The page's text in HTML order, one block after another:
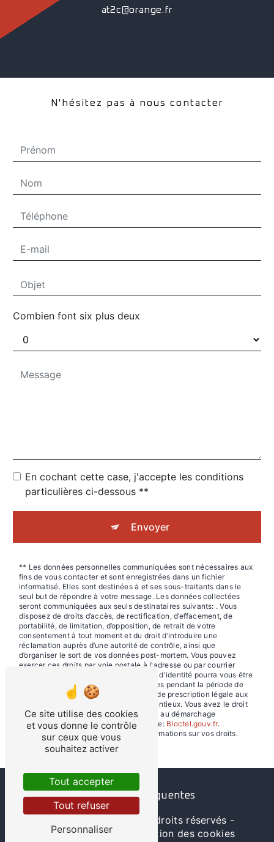
at2c@orange.fr
N'hésitez pas à nous contacter
Combien font six plus deux
En cochant cette case, j'accepte les conditions
particulières ci-dessous **
Envoyer
** Les données personnelles communiquées sont nécessaires aux
fins de vous contacter et sont enregistrées dans un fichier
informatisé. Elles sont destinées à et ses sous-traitants dans le
seul but de répondre à votre message. Les données collectées
seront communiquées aux seuls destinataires suivants: . Vous
disposez de droits d’accès, de rectification, d’effacement, de
portabilité, de limitation, d’opposition, de retrait de votre
consentement à tout moment et du droit d’introduire une
réclamation auprès d’une autorité de contrôle, ainsi que
d’organiser le sort de vos données post-mortem. Vous pouvez
exercer ces droits par voie postale à l'adresse ou par courrier
électronique à l'adresse . Un justificatif d'identité pourra vous être
demandé. Nous conservons vos données pendant la période de
prise de contact puis pendant la durée de prescription légale aux
fins probatoires et de gestion des contentieux. Vous avez le droit
de vous inscrire sur la liste d'opposition au démarchage
téléphonique, disponible à cette adresse: Bloctel.gouv.fr.
Consultez le site cnil.fr pour plus d’informations sur vos droits.
Recherches fréquentes
- 2026 - Tous droits réservés -
Mentions légales
Gestion des cookies
Ce site utilise des cookies
et vous donne le contrôle
sur ceux que vous
souhaitez activer
Tout accepter
Tout refuser
Personnaliser